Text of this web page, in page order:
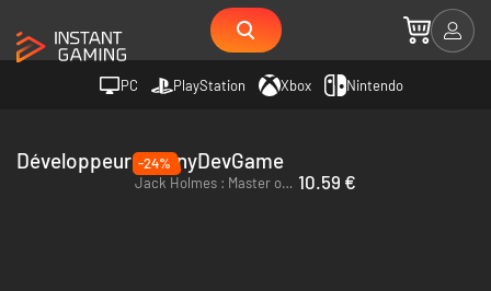
PC PlayStation Xbox Nintendo
Développeur @TonyDevGame
-24%
Jack Holmes : Master of Puppets - PC (Steam) 10.59 €